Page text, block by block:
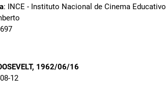
: INCE - Instituto Nacional de Cinema Educativo
, 1962/06/16
12